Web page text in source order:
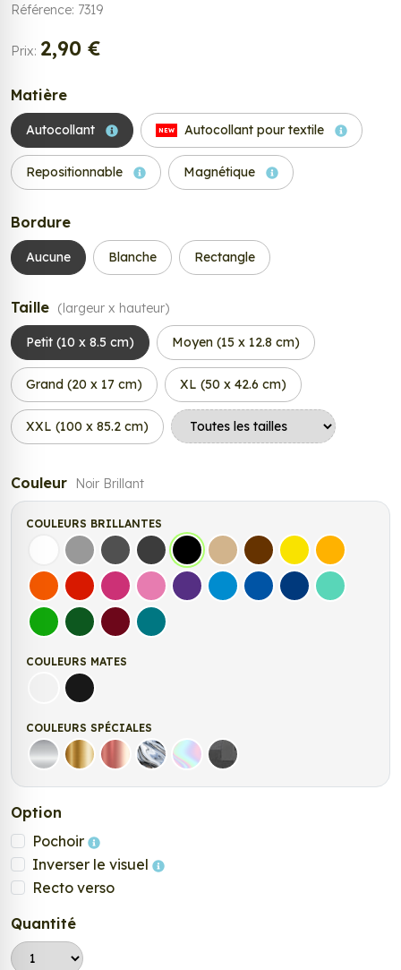
Référence: 7319
Prix: 2,90 €
Matière
Autocollant NEW Autocollant pour textile
Repositionnable Magnétique
Bordure
Aucune Blanche Rectangle
Taille (largeur x hauteur)
Petit (10 x 8.5 cm) Moyen (15 x 12.8 cm)
Grand (20 x 17 cm) XL (50 x 42.6 cm)
XXL (100 x 85.2 cm)
Couleur Noir Brillant
COULEURS BRILLANTES
Blanc Gris Gris FoncéGris Anthracite
Noir Beige Marron Jaune ClairJaune
OrangeRouge FuchsiaRose Violet Bleu clairBleu MoyenBleu FoncéBleu Vert
Vert clairVert FoncéBordeauxTurquoise
COULEURS MATES
Blanc matNoir mat
COULEURS SPÉCIALES
Argent Or Rose Gold
ChromeHolographique
Carbone Noir
Option
Pochoir
Inverser le visuel
Recto verso
Quantité